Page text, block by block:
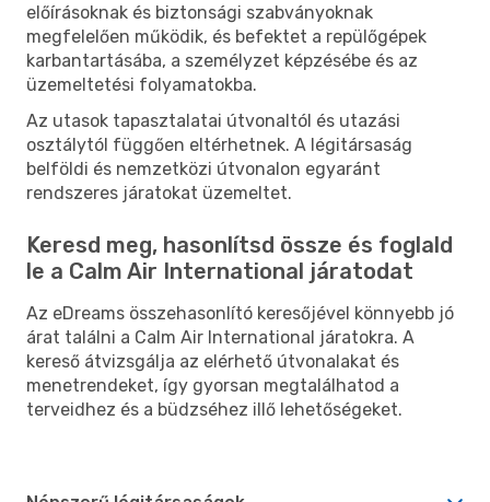
előírásoknak és biztonsági szabványoknak
megfelelően működik, és befektet a repülőgépek
karbantartásába, a személyzet képzésébe és az
üzemeltetési folyamatokba.
Az utasok tapasztalatai útvonaltól és utazási
osztálytól függően eltérhetnek. A légitársaság
belföldi és nemzetközi útvonalon egyaránt
rendszeres járatokat üzemeltet.
Keresd meg, hasonlítsd össze és foglald
le a Calm Air International járatodat
Az eDreams összehasonlító keresőjével könnyebb jó
árat találni a Calm Air International járatokra. A
kereső átvizsgálja az elérhető útvonalakat és
menetrendeket, így gyorsan megtalálhatod a
terveidhez és a büdzséhez illő lehetőségeket.